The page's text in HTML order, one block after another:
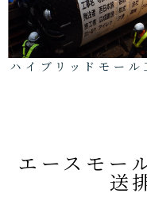
ハイブリッドモール
エースモー
送